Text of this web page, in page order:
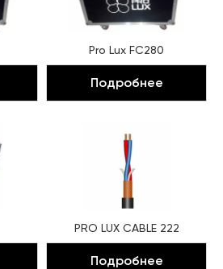
Pro Lux FC280
Подробнее
PRO LUX CABLE 222
Подробнее